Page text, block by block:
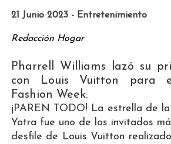
21 Junio 2023 - Entretenimiento
Redacción Hogar
Pharrell Williams lazó su
con Louis Vuitton para
Fashion Week.
¡PAREN TODO! La estrella de
Yatra fue uno de los invitados
desfile de Louis Vuitton